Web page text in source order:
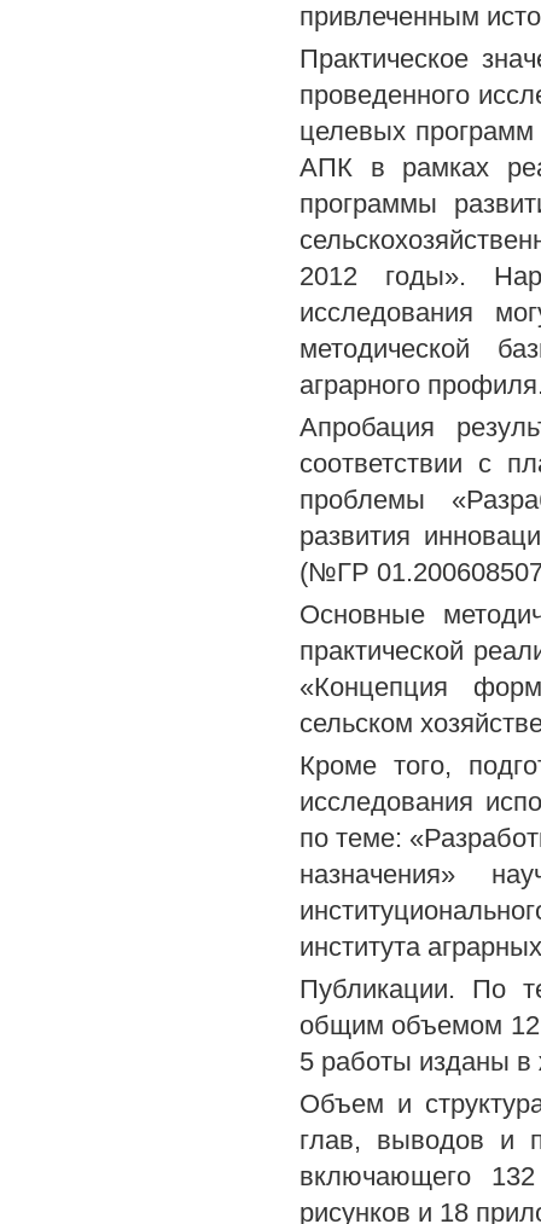
привлеченным
Практическое
проведенного
целевых программ
АПК в рамках
программы
2012 годы».
исследования
методической
аграрного
Апробация
соответствии с
проблемы
развития
(№ГР
Основные
практической
«Концепция
сельском
Кроме того,
исследования
по теме:
назначения»
института
Публикации. По
общим объемом
5 работы изданы
Объем и
глав, выводов и
включающего
рисунков и 18